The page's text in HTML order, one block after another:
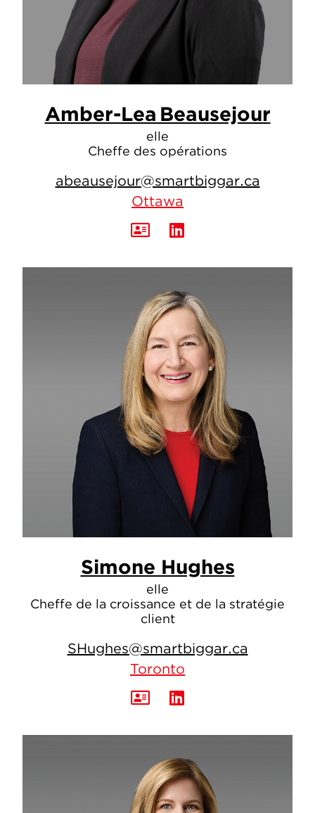
Amber-Lea Beausejour
elle
Cheffe des opérations
abeausejour@smartbiggar.ca
Ottawa
Simone Hughes
elle
Cheffe de la croissance et de la stratégie
client
SHughes@smartbiggar.ca
Toronto